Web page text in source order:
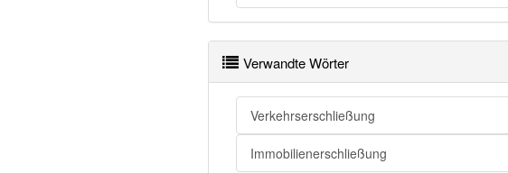
Verwandte Wörter
Verkehrserschließung
Immobilienerschließung